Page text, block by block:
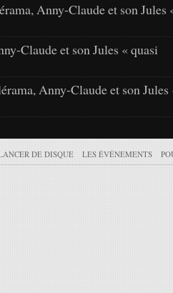
Anny-Claude et son Jules
Claude et son Jules « quasi
Anny-Claude et son Jules
DE DISQUE LES ÉVÉNEMENTS